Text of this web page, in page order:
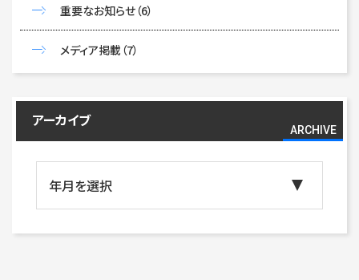
重要なお知らせ（6）
メディア掲載 （7）
アーカイブ
ARCHIVE